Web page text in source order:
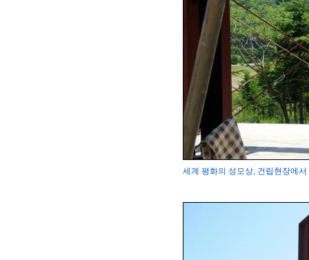
세계 평화의 성모상, 건립현장에